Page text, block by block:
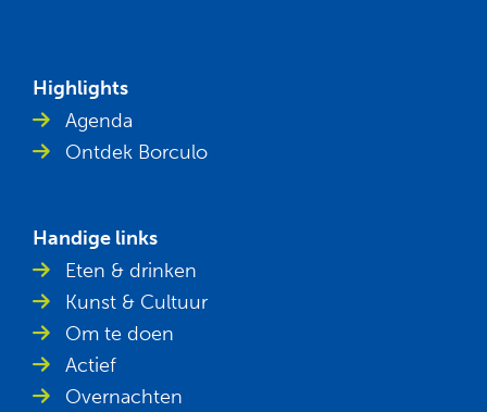
Highlights
Agenda
Ontdek Borculo
Handige links
Eten & drinken
Kunst & Cultuur
Om te doen
Actief
Overnachten